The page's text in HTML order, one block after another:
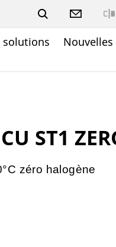
solutions
Nouvelles
ST1
zéro halogène